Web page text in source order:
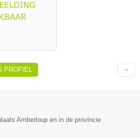
PROFIEL
Amberloup en in de provincie